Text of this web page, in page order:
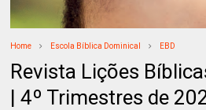
Home Escola Bíblica Dominical EBD
Revista Lições
| 4º Trimestres de